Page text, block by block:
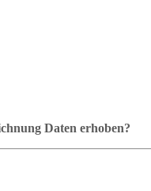
Daten erhoben?